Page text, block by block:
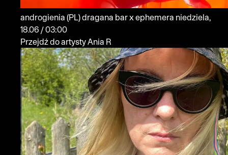
androgienia (PL)dragana bar x ephemera niedziela,
18.06 / 03:00
Przejdź do artysty Ania R